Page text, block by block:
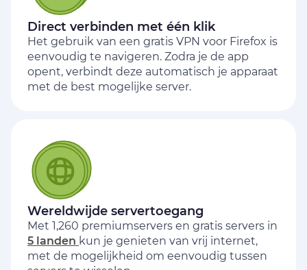
Direct verbinden met één klik
Het gebruik van een gratis VPN voor Firefox is
eenvoudig te navigeren. Zodra je de app
opent, verbindt deze automatisch je apparaat
met de best mogelijke server.
Wereldwijde servertoegang
Met 1,260 premiumservers en gratis servers in
5 landen kun je genieten van vrij internet,
met de mogelijkheid om eenvoudig tussen